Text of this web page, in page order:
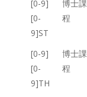
[0-9]
[0-
9]ST
博士課
程
[0-9]
[0-
9]TH
博士課
程